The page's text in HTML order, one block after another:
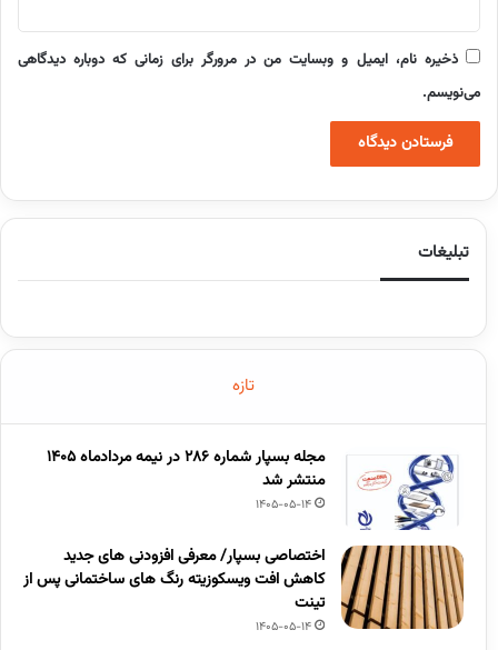
ذخیره نام، ایمیل و وبسایت من در مرورگر برای زمانی که دوباره دیدگاهی
می‌نویسم.
تبلیغات
تازه
مجله بسپار شماره 286 در نیمه مردادماه 1405
منتشر شد
1405-05-14
اختصاصی بسپار/ معرفی افزودنی های جدید
کاهش افت ویسکوزیته رنگ های ساختمانی پس از
تینت
1405-05-14